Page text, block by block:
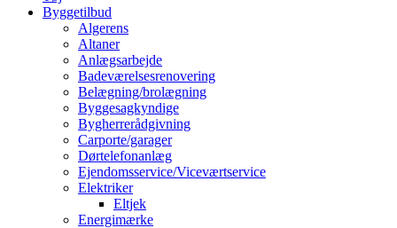
Byggetilbud
Algerens
Altaner
Anlægsarbejde
Badeværelsesrenovering
Belægning/brolægning
Byggesagkyndige
Bygherrerådgivning
Carporte/garager
Dørtelefonanlæg
Ejendomsservice/Viceværtservice
Elektriker
Eltjek
Energimærke